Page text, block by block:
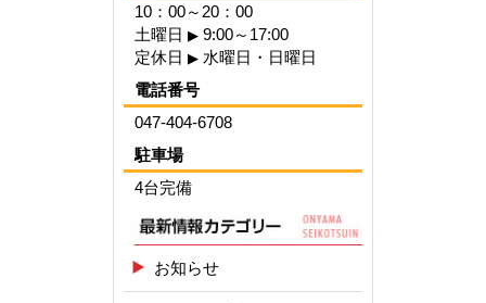
10：00～20：00
土曜日 ▶ 9:00～17:00
定休日 ▶ 水曜日・日曜日
電話番号
047-404-6708
駐車場
4台完備
お知らせ